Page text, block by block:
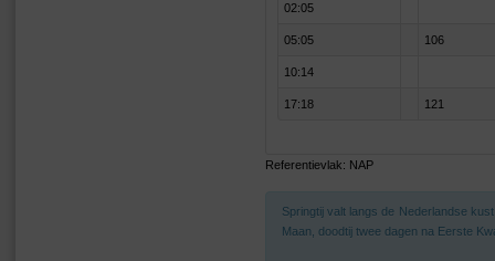
02:05
05:05 106
10:14
17:18 121
Referentievlak: NAP
Springtij valt langs de Nederlandse
Maan, doodtij twee dagen na Eerste